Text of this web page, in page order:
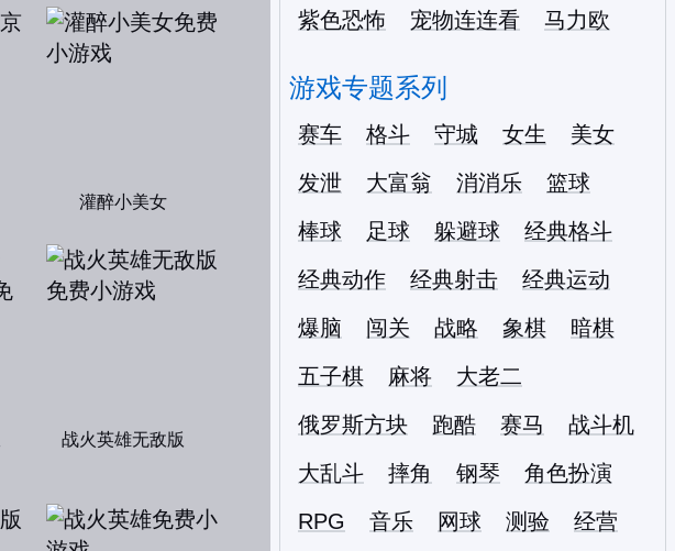
灌醉小美女
战火英雄无敌版
紫色恐怖
宠物连连看 马力欧
游戏专题系列
赛车 格斗 守城 女生
美女
发泄
大富翁 消消乐
篮球
棒球
足球 躲避球
经典格斗
经典动作
经典射击
经典运动
爆脑
闯关 战略 象棋
暗棋
五子棋
麻将
大老二
俄罗斯方块
跑酷 赛马
战斗机
大乱斗
摔角 钢琴
角色扮演
RPG
音乐 网球 测验
经营